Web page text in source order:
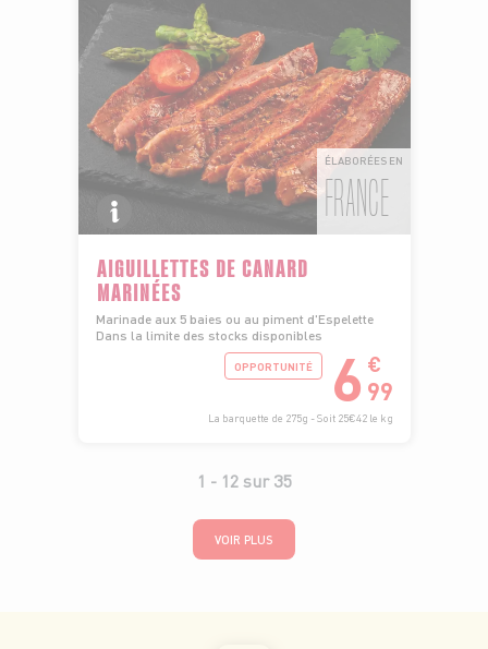
ÉLABORÉES EN
FRANCE
AIGUILLETTES DE CANARD
MARINÉES
Marinade aux 5 baies ou au piment d'Espelette
Dans la limite des stocks disponibles
OPPORTUNITÉ 6 €
99
La barquette de 275g - Soit 25€42 le kg
1 - 12sur35
VOIR PLUS